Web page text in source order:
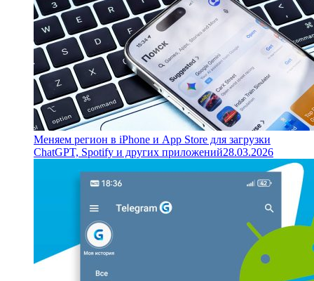
Меняем регион в iPhone и App Store для загрузки
ChatGPT, Spotify и других приложений28.03.2026